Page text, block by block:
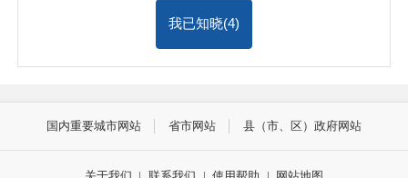
我已知晓(4)
国内重要城市网站 省市网站 县（市、区）政府网站